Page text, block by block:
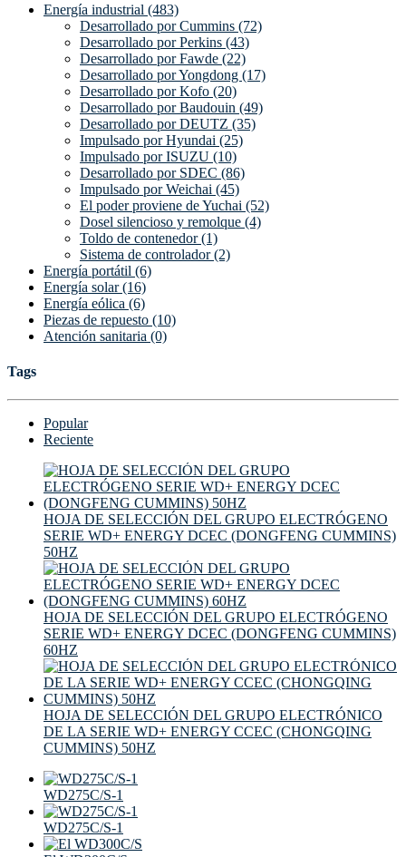
Energía industrial (483)
Desarrollado por Cummins (72)
Desarrollado por Perkins (43)
Desarrollado por Fawde (22)
Desarrollado por Yongdong (17)
Desarrollado por Kofo (20)
Desarrollado por Baudouin (49)
Desarrollado por DEUTZ (35)
Impulsado por Hyundai (25)
Impulsado por ISUZU (10)
Desarrollado por SDEC (86)
Impulsado por Weichai (45)
El poder proviene de Yuchai (52)
Dosel silencioso y remolque (4)
Toldo de contenedor (1)
Sistema de controlador (2)
Energía portátil (6)
Energía solar (16)
Energía eólica (6)
Piezas de repuesto (10)
Atención sanitaria (0)
Tags
Popular
Reciente
HOJA DE SELECCIÓN DEL GRUPO ELECTRÓGENO
SERIE WD+ ENERGY DCEC (DONGFENG CUMMINS)
50HZ
HOJA DE SELECCIÓN DEL GRUPO ELECTRÓGENO
SERIE WD+ ENERGY DCEC (DONGFENG CUMMINS)
60HZ
HOJA DE SELECCIÓN DEL GRUPO ELECTRÓNICO
DE LA SERIE WD+ ENERGY CCEC (CHONGQING
CUMMINS) 50HZ
WD275C/S-1
WD275C/S-1